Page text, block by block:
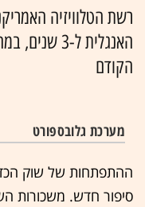
רשת הטלוויזיה
הקודם
מערכת גלובספורט
ההתפתחות של שוק